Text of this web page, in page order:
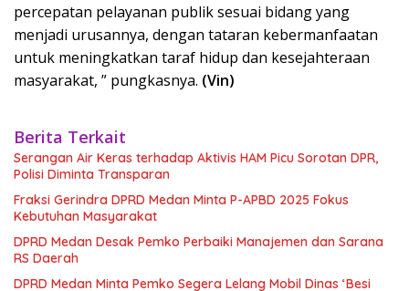
percepatan pelayanan publik sesuai bidang yang
menjadi urusannya, dengan tataran kebermanfaatan
untuk meningkatkan taraf hidup dan kesejahteraan
masyarakat, ” pungkasnya. (Vin)
Berita Terkait
Serangan Air Keras terhadap Aktivis HAM Picu Sorotan DPR,
Polisi Diminta Transparan
Fraksi Gerindra DPRD Medan Minta P-APBD 2025 Fokus
Kebutuhan Masyarakat
DPRD Medan Desak Pemko Perbaiki Manajemen dan Sarana
RS Daerah
DPRD Medan Minta Pemko Segera Lelang Mobil Dinas ‘Besi